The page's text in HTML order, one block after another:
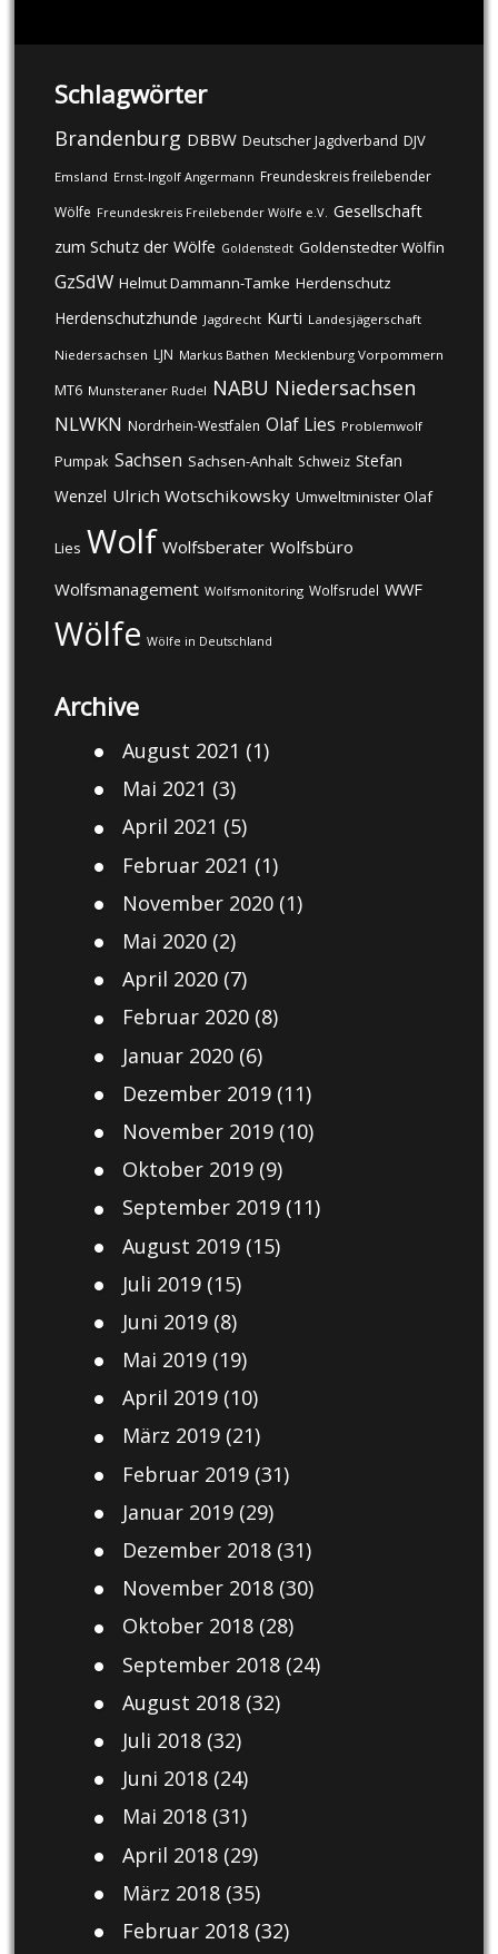
Schlagwörter
Brandenburg DBBW Deutscher Jagdverband DJV
Emsland Ernst-Ingolf Angermann Freundeskreis freilebender
Wölfe Freundeskreis Freilebender Wölfe e.V. Gesellschaft
zum Schutz der Wölfe Goldenstedt Goldenstedter Wölfin
GzSdW Helmut Dammann-Tamke Herdenschutz
Herdenschutzhunde Jagdrecht Kurti Landesjägerschaft
Niedersachsen LJN Markus Bathen Mecklenburg Vorpommern
MT6 Munsteraner Rudel NABU Niedersachsen
NLWKN Nordrhein-Westfalen Olaf Lies Problemwolf
Pumpak Sachsen Sachsen-Anhalt Schweiz Stefan
Wenzel Ulrich Wotschikowsky Umweltminister Olaf
Lies Wolf Wolfsberater Wolfsbüro
Wolfsmanagement Wolfsmonitoring Wolfsrudel WWF
Wölfe Wölfe in Deutschland
Archive
August 2021 (1)
Mai 2021 (3)
April 2021 (5)
Februar 2021 (1)
November 2020(1)
Mai 2020(2)
April 2020(7)
Februar 2020(8)
Januar 2020(6)
Dezember 2019(11)
November 2019(10)
Oktober 2019(9)
September 2019(11)
August 2019(15)
Juli 2019(15)
Juni 2019(8)
Mai 2019(19)
April 2019(10)
März 2019(21)
Februar 2019(31)
Januar 2019(29)
Dezember 2018(31)
November 2018(30)
Oktober 2018(28)
September 2018(24)
August 2018(32)
Juli 2018(32)
Juni 2018(24)
Mai 2018(31)
April 2018(29)
März 2018(35)
Februar 2018(32)